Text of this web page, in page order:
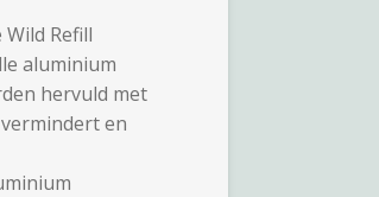
Refill
aluminium
hervuld met
en